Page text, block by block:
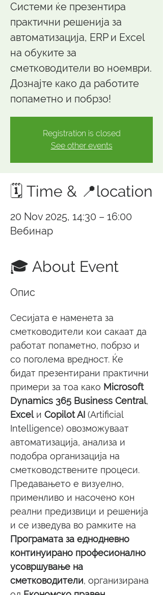
Системи ќе презентира
практични решенија за
автоматизација, ERP и Excel
на обуките за
сметководители во ноември.
Дознајте како да работите
попаметно и побрзо!
Registration is closed
See other events
🗓️ Time & 📍location
20 Nov 2025, 14:30 – 16:00
Вебинар
🎓 About Event
Опис
Сесијата е наменета за
сметководители кои сакаат да
работат попаметно, побрзо и
со поголема вредност. Ќе
бидат презентирани практични
примери за тоа како Microsoft
Dynamics 365 Business Central,
Excel и Copilot AI (Artificial
Intelligence) овозможуваат
автоматизација, анализа и
подобра организација на
сметководствените процеси.
Предавањето е визуелно,
применливо и насочено кон
реални предизвици и решенија
и се изведува во рамките на
Програмата за еднодневно
континуирано професионално
усовршување на
сметководители, организирана